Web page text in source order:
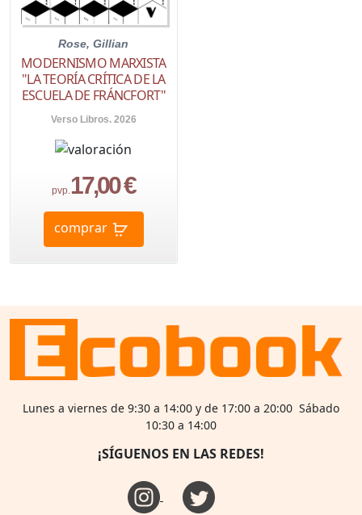
Rose, Gillian
MODERNISMO MARXISTA
"LA TEORÍA CRÍTICA DE LA
ESCUELA DE FRÁNCFORT"
Verso Libros. 2026
pvp.17,00 €
comprar
Lunes a viernes de 9:30 a 14:00 y de 17:00 a 20:00 Sábado
10:30 a 14:00
¡SÍGUENOS EN LAS REDES!